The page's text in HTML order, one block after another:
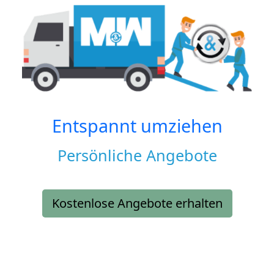
Entspannt umziehen
Persönliche Angebote
Kostenlose Angebote erhalten